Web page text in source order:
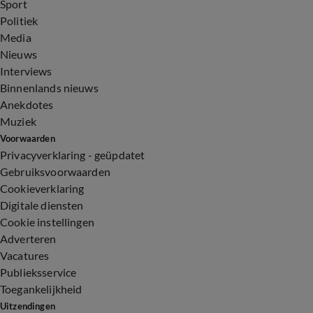
Sport
Politiek
Media
Nieuws
Interviews
Binnenlands nieuws
Anekdotes
Muziek
Voorwaarden
Privacyverklaring - geüpdatet
Gebruiksvoorwaarden
Cookieverklaring
Digitale diensten
Cookie instellingen
Adverteren
Vacatures
Publieksservice
Toegankelijkheid
Uitzendingen